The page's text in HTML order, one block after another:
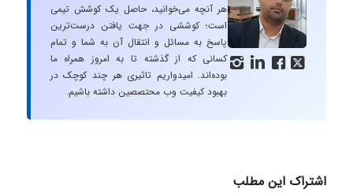
   
هر آنچه می‌خوانید، حاصل یک کوشش تیمی
است؛ کوششی در جهت یافتن درست‌ترین
پاسخ به مسائل و انتقال آن به شما و تمام
کسانی که از گذشته تا به امروز همراه ما
بوده‌اند. امیدواریم تاثیری هر چند کوچک در
بهبود کیفیت وب محتصصین داشته باشیم.
اشتراک این مطلب